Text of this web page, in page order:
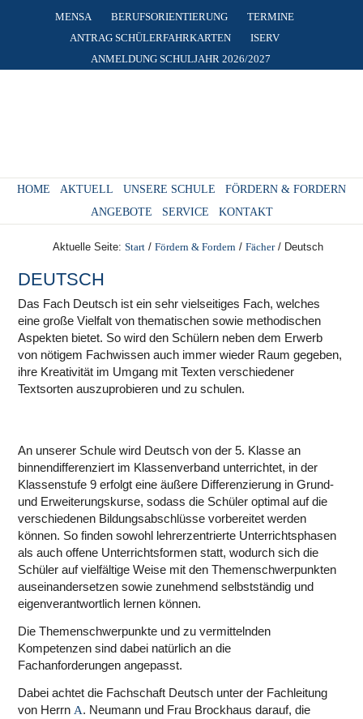
MENSA BERUFSORIENTIERUNG
TERMINE
ANTRAG SCHÜLERFAHRKARTEN
ISERV
ANMELDUNG SCHULJAHR 2026/2027
HOME AKTUELL UNSERE SCHULE
FÖRDERN & FORDERN
ANGEBOTE
SERVICE KONTAKT
Aktuelle Seite:Start / Fördern & Fordern / Fächer / Deutsch
DEUTSCH
Das Fach Deutsch ist ein sehr vielseitiges Fach, welches
eine große Vielfalt von thematischen sowie methodischen
Aspekten bietet. So wird den Schülern neben dem Erwerb
von nötigem Fachwissen auch immer wieder Raum gegeben,
ihre Kreativität im Umgang mit Texten verschiedener
Textsorten auszuprobieren und zu schulen.
An unserer Schule wird Deutsch von der 5. Klasse an
binnendifferenziert im Klassenverband unterrichtet, in der
Klassenstufe 9 erfolgt eine äußere Differenzierung in Grund-
und Erweiterungskurse, sodass die Schüler optimal auf die
verschiedenen Bildungsabschlüsse vorbereitet werden
können. So finden sowohl lehrerzentrierte Unterrichtsphasen
als auch offene Unterrichtsformen statt, wodurch sich die
Schüler auf vielfältige Weise mit den Themenschwerpunkten
auseinandersetzen sowie zunehmend selbstständig und
eigenverantwortlich lernen können.
Die Themenschwerpunkte und zu vermittelnden
Kompetenzen sind dabei natürlich an die
Fachanforderungen angepasst.
Dabei achtet die Fachschaft Deutsch unter der Fachleitung
von Herrn A. Neumann und Frau Brockhaus darauf, die